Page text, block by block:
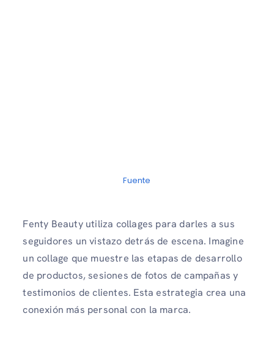
Fuente
Fenty Beauty utiliza collages para darles a sus
seguidores un vistazo detrás de escena. Imagine
un collage que muestre las etapas de desarrollo
de productos, sesiones de fotos de campañas y
testimonios de clientes. Esta estrategia crea una
conexión más personal con la marca.